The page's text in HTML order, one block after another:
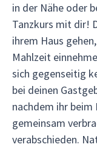
in der Nähe oder
Tanzkurs mit dir!
ihrem Haus
Mahlzeit
sich gegenseitig
bei deinen
nachdem ihr
gemeinsam
verabschieden.